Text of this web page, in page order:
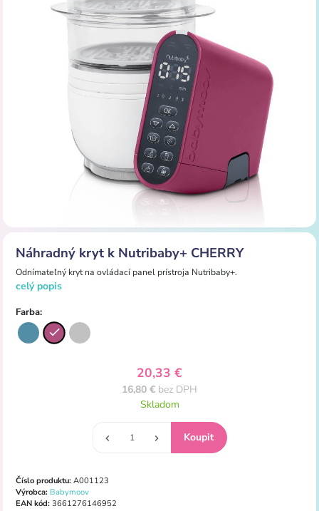
Náhradný kryt k Nutribaby+ CHERRY
Odnímateľný kryt na ovládací panel prístroja Nutribaby+.
celý popis
Farba:
20,33 €
16,80 € bez DPH
Skladom
Číslo produktu:A001123
Výrobca: Babymoov
EAN kód:3661276146952